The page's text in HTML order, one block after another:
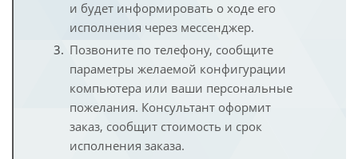
и будет информировать о ходе его
исполнения через мессенджер.
Позвоните по телефону, сообщите
параметры желаемой конфигурации
компьютера или ваши персональные
пожелания. Консультант оформит
заказ, сообщит стоимость и срок
исполнения заказа.